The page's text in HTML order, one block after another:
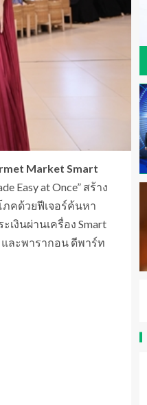
Market Smart
Easy at Once” สร้าง
ภคด้วยฟีเจอร์ค้นหา
งินผ่านเครื่อง Smart
และพารากอน ดีพาร์ท